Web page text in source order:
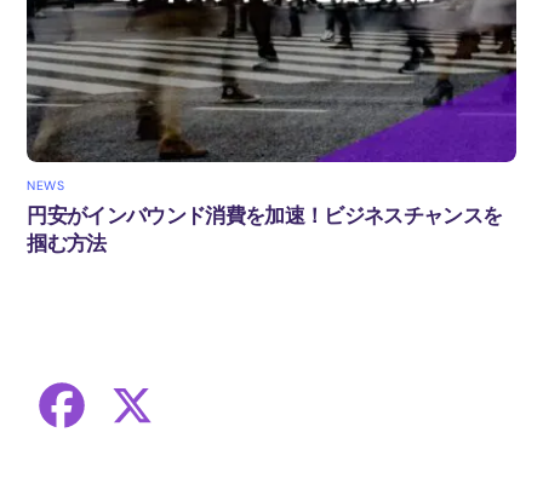
NEWS
円安がインバウンド消費を加速！ビジネスチャンスを
掴む方法